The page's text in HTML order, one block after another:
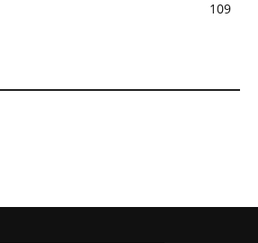
109